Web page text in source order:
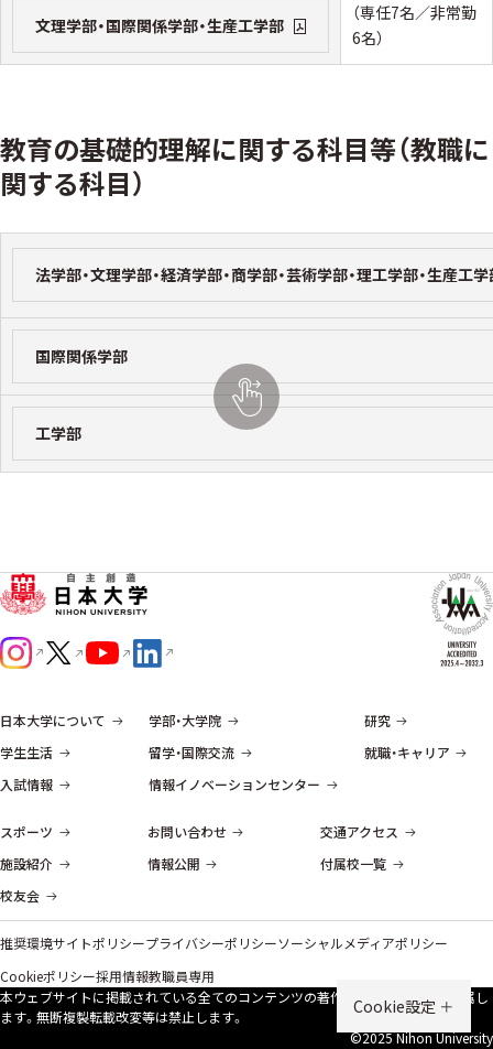
文理学部・国際関係学部・生産工学部
（専任7名／非常勤
6名）
教育の基礎的理解に関する科目等（教職に
関する科目）
法学部・文理学部・経済学部・商学部・芸術学部・理工学部・生産工
国際関係学部
工学部
Cookie設定
日本大学について 学部・大学院
研究
学生生活
留学・国際交流
就職・キャリア
入試情報
情報イノベーションセンター
スポーツ お問い合わせ
交通アクセス
施設紹介
情報公開
付属校一覧
校友会
推奨環境サイトポリシープライバシーポリシーソーシャルメディアポリシー
Cookieポリシー採用情報教職員専用
本ウェブサイトに掲載されている全てのコンテンツの著作権は、原則、本学に帰属し
ます。無断複製転載改変等は禁⽌します。
©2025 Nihon University